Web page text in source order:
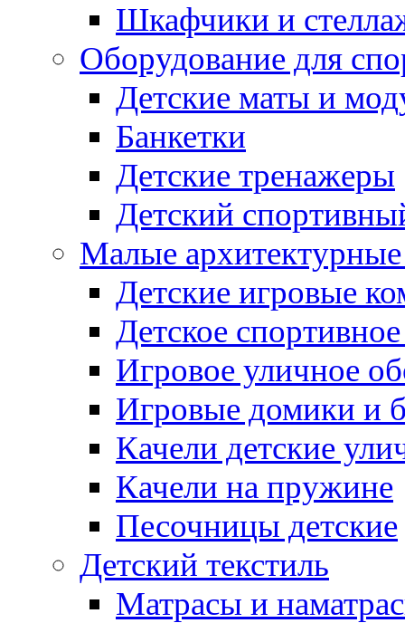
Шкафчики и
Оборудование для
Детские маты и
Банкетки
Детские тренажеры
Детский
Малые
Детские игровые
Детское
Игровое уличное
Игровые домики и
Качели детские
Качели на пружине
Песочницы детские
Детский текстиль
Матрасы и